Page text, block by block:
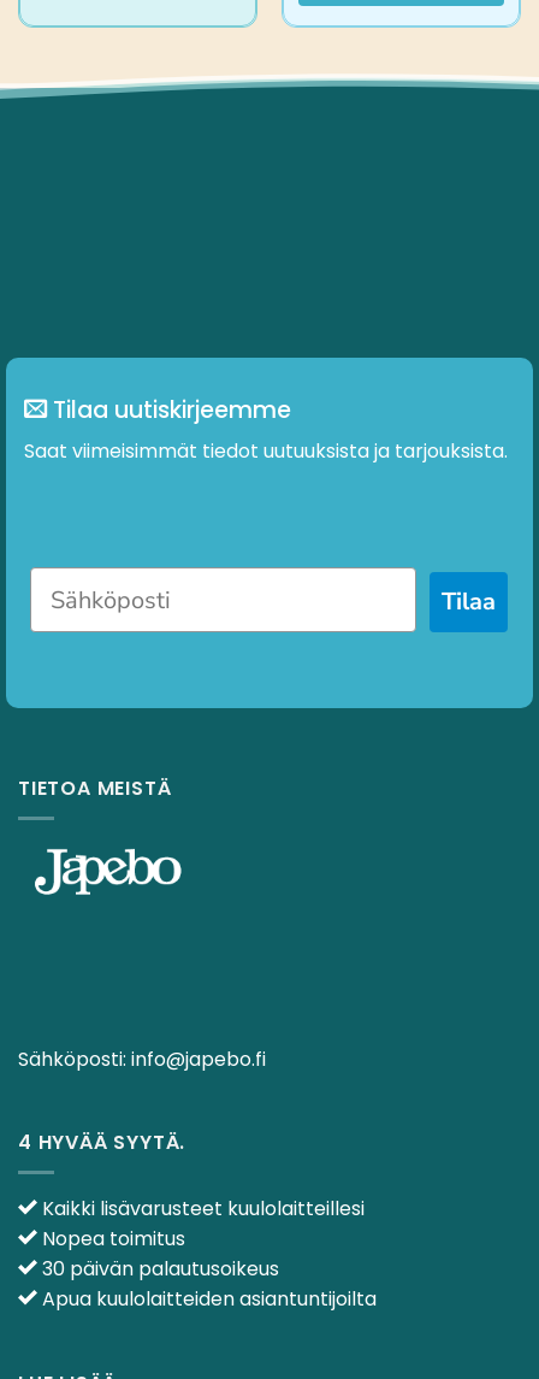
muunnelma.
Tilaa uutiskirjeemme
Saat viimeisimmät tiedot uutuuksista ja tarjouksista.
Tilaa
TIETOA MEISTÄ
Sähköposti: info@japebo.fi
4 HYVÄÄ SYYTÄ.
Kaikki lisävarusteet kuulolaitteillesi
Nopea toimitus
30 päivän palautusoikeus
Apua kuulolaitteiden asiantuntijoilta